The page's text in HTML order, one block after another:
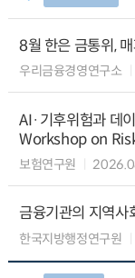
8월 한은 금통위,
우리금융경영연구소
AI·기후위험과 데
Workshop on
보험연구원
금융기관의 지역사
한국지방행정연구원